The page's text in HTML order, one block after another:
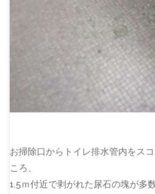
お掃除口からトイレ排水管内をス
ころ、
1.5ｍ付近で剥がれた尿石の塊が多